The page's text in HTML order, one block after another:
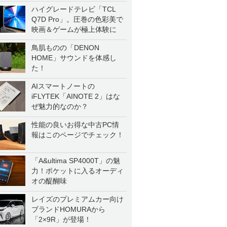
ハイグレードテレビ「TCL
Q7D Pro」。圧巻の色彩美で
映画＆ゲームが極上体験に
鳥肌ものの「DENON
HOME」サウンドを体感し
た！
AIスマートノートの
iFLYTEK「AINOTE 2」はな
ぜ魅力的なのか？
性能の良いお得な中古PC情
報はこのページでチェック！
「A&ultima SP4000T」の魅
力！ポケットに入るオーディ
オの醍醐味
レイズのプレミアムカー向け
ブランドHOMURAから
「2×9R」が登場！